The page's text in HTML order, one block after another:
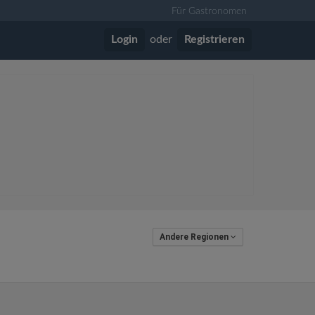
Für Gastronomen
Login oder Registrieren
Andere Regionen